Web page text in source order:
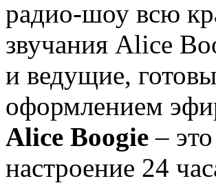
радио-шоу всю
звучания Alice
и ведущие,
оформлением
Alice Boogie –
настроение 24